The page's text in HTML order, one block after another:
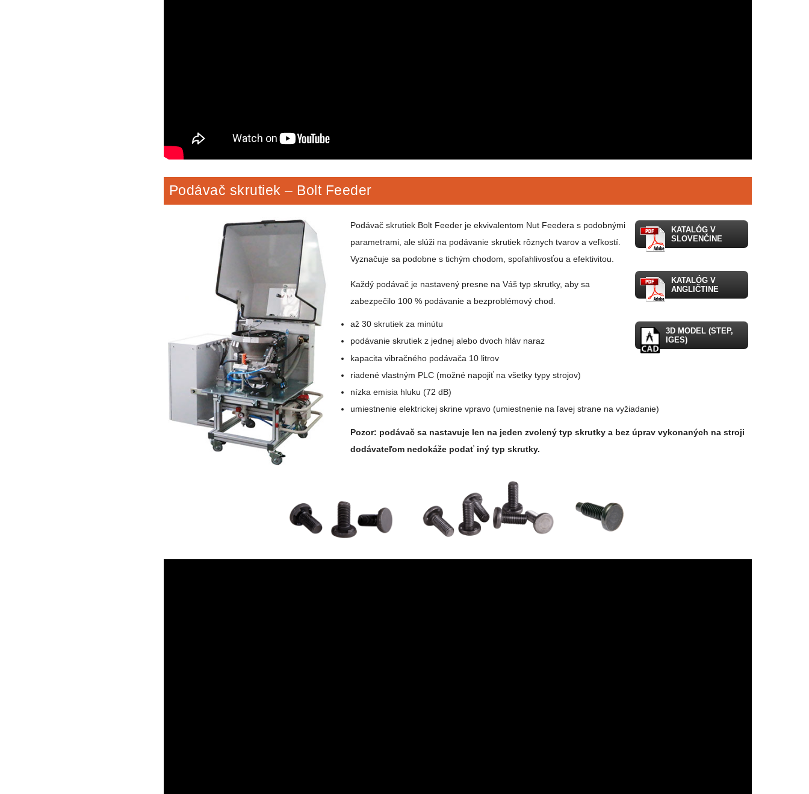
Podávač skrutiek – Bolt Feeder
KATALÓG V
SLOVENČINE
KATALÓG V
ANGLIČTINE
3D MODEL (STEP,
IGES)
Podávač skrutiek Bolt Feeder je ekvivalentom Nut Feedera s podobnými
parametrami, ale slúži na podávanie skrutiek rôznych tvarov a veľkostí.
Vyznačuje sa podobne s tichým chodom, spoľahlivosťou a efektivitou.
Každý podávač je nastavený presne na Váš typ skrutky, aby sa
zabezpečilo 100 % podávanie a bezproblémový chod.
až 30 skrutiek za minútu
podávanie skrutiek z jednej alebo dvoch hláv naraz
kapacita vibračného podávača 10 litrov
riadené vlastným PLC (možné napojiť na všetky typy strojov)
nízka emisia hluku (72 dB)
umiestnenie elektrickej skrine vpravo (umiestnenie na ľavej strane na vyžiadanie)
Pozor: podávač sa nastavuje len na jeden zvolený typ skrutky a bez úprav vykonaných na stroji
dodávateľom nedokáže podať iný typ skrutky.